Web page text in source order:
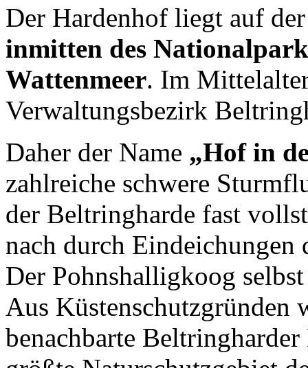
Der Hardenhof liegt auf
inmitten des
Wattenmeer. Im
Verwaltungsbezirk
Daher der Name „Hof in
zahlreiche schwere
der Beltringharde fast
nach durch Eindeichungen
Der Pohnshalligkoog
Aus Küstenschutzgründen
benachbarte